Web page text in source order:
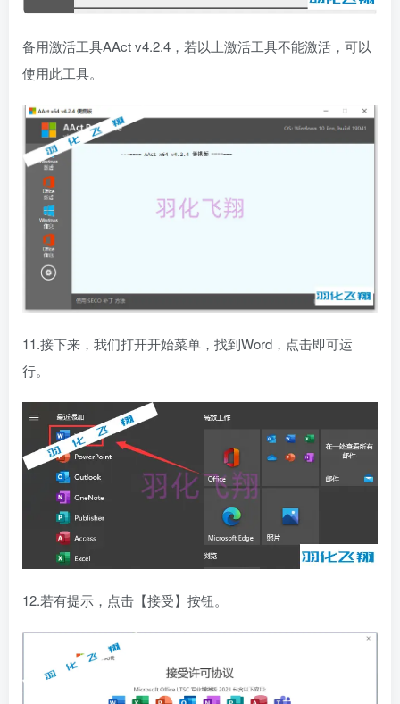
备用激活工具AAct v4.2.4，若以上激活工具不能激活，可以
使用此工具。
11.接下来，我们打开开始菜单，找到Word，点击即可运
行。
12.若有提示，点击【接受】按钮。